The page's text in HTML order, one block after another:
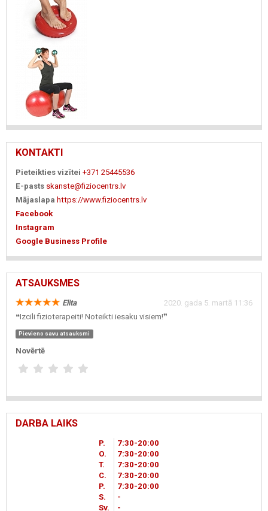
KONTAKTI
Pieteikties vizītei +371 25445536
E-pasts skanste@fiziocentrs.lv
Mājaslapa https://www.fiziocentrs.lv
Facebook
Instagram
Google Business Profile
ATSAUKSMES
Elita
2020. gada 5. martā 11:36
❝Izcili fizioterapeiti! Noteikti iesaku visiem!❞
Pievieno savu atsauksmi
Novērtē
DARBA LAIKS
P. 7 30-20 00
O.
7 30-20 00
T.
7 30-20 00
C.
7 30-20 00
P.
7 30-20 00
S.
-
Sv.
-